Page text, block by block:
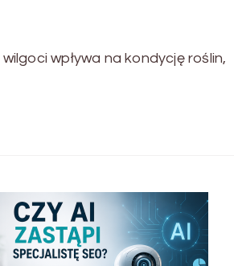
wpływa na kondycję roślin,